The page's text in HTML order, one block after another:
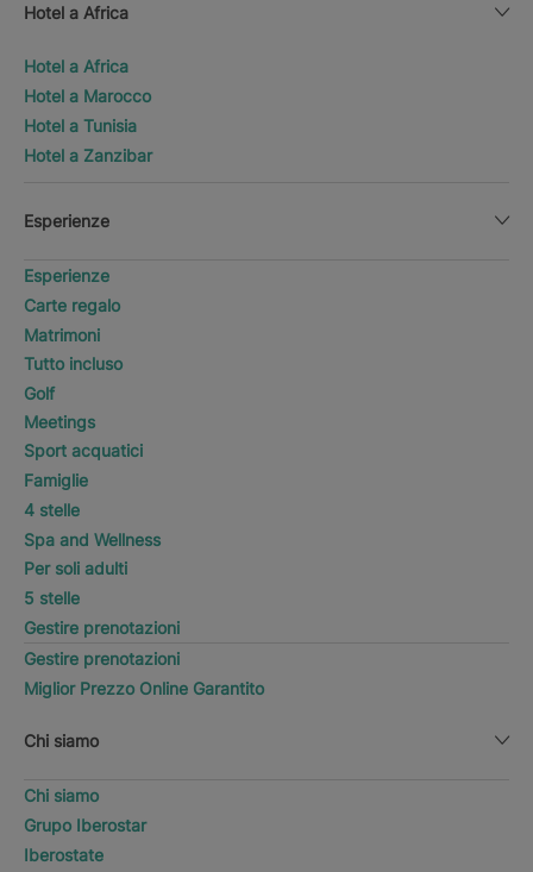
Hotel a Africa
Hotel a Africa
Hotel a Marocco
Hotel a Tunisia
Hotel a Zanzibar
Esperienze
Esperienze
Carte regalo
Matrimoni
Tutto incluso
Golf
Meetings
Sport acquatici
Famiglie
4 stelle
Spa and Wellness
Per soli adulti
5 stelle
Gestire prenotazioni
Gestire prenotazioni
Miglior Prezzo Online Garantito
Chi siamo
Chi siamo
Grupo Iberostar
Iberostate